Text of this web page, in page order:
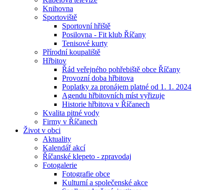
Knihovna
Sportoviště
Sportovní hřiště
Posilovna - Fit klub Říčany
Tenisové kurty
Přírodní koupaliště
Hřbitov
Řád veřejného pohřebiště obce Říčany
Provozní doba hřbitova
Poplatky za pronájem platné od 1. 1. 2024
Agendu hřbitovních míst vyřizuje
Historie hřbitova v Říčanech
Kvalita pitné vody
Firmy v Říčanech
Život v obci
Aktuality
Kalendář akcí
Říčanské klepeto - zpravodaj
Fotogalerie
Fotografie obce
Kulturní a společenské akce